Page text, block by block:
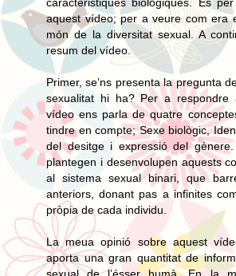
aquest vídeo; per a veure com era
món de la diversitat sexual. A
resum del vídeo.
Primer, se’ns presenta la pregunta
sexualitat hi ha? Per a respondre
vídeo ens parla de quatre
tindre en compte; Sexe biològic,
del desitge i expressió del
plantegen i desenvolupen aquests
al sistema sexual binari, que
anteriors, donant pas a infinites
pròpia de cada individu.
La meua opinió sobre aquest
aporta una gran quantitat de
sexual de l’ésser humà. En la